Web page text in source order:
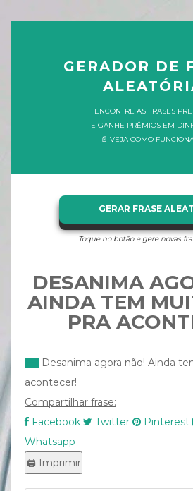
GERADOR DE
ENCONTRE AS FRASES
E GANHE PRÊMIOS EM
📄 VEJA COMO
GERAR FRASE
Toque no botão e gere novas
DESANIMA
AINDA TEM
PRA
Desanima agora não! Ainda
acontecer!
Compartilhar frase:
Facebook
Twitter Pinterest
Whatsapp